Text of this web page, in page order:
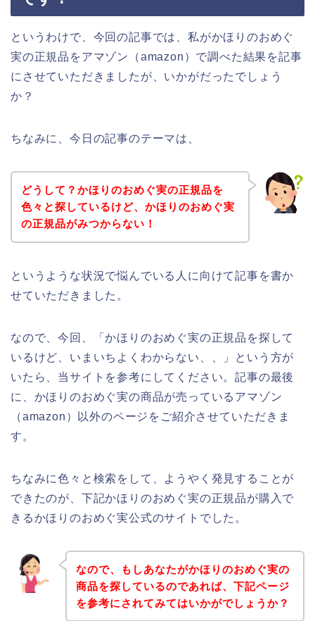
というわけで、今回の記事では、私がかほりのおめぐ
実の正規品をアマゾン（amazon）で調べた結果を記事
にさせていただきましたが、いかがだったでしょう
か？
ちなみに、今日の記事のテーマは、
どうして？かほりのおめぐ実の正規品を
色々と探しているけど、かほりのおめぐ実
の正規品がみつからない！
というような状況で悩んでいる人に向けて記事を書か
せていただきました。
なので、今回、「かほりのおめぐ実の正規品を探して
いるけど、いまいちよくわからない、、」という方が
いたら、当サイトを参考にしてください。記事の最後
に、かほりのおめぐ実の商品が売っているアマゾン
（amazon）以外のページをご紹介させていただきま
す。
ちなみに色々と検索をして、ようやく発見することが
できたのが、下記かほりのおめぐ実の正規品が購入で
きるかほりのおめぐ実公式のサイトでした。
なので、もしあなたがかほりのおめぐ実の
商品を探しているのであれば、下記ページ
を参考にされてみてはいかがでしょうか？